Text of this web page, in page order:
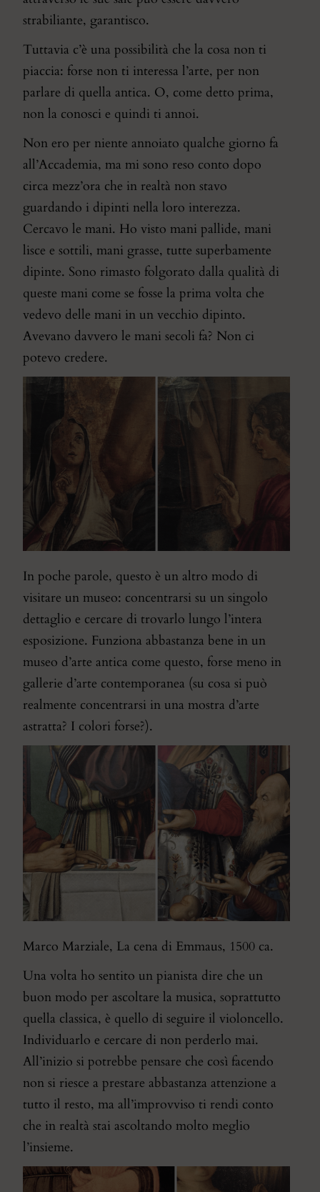
strabiliante, garantisco.
Tuttavia c’è una possibilità che la cosa non ti
piaccia: forse non ti interessa l’arte, per non
parlare di quella antica. O, come detto prima,
non la conosci e quindi ti annoi.
Non ero per niente annoiato qualche giorno fa
all’Accademia, ma mi sono reso conto dopo
circa mezz’ora che in realtà non stavo
guardando i dipinti nella loro interezza.
Cercavo le mani. Ho visto mani pallide, mani
lisce e sottili, mani grasse, tutte superbamente
dipinte. Sono rimasto folgorato dalla qualità di
queste mani come se fosse la prima volta che
vedevo delle mani in un vecchio dipinto.
Avevano davvero le mani secoli fa? Non ci
potevo credere.
In poche parole, questo è un altro modo di
visitare un museo: concentrarsi su un singolo
dettaglio e cercare di trovarlo lungo l’intera
esposizione. Funziona abbastanza bene in un
museo d’arte antica come questo, forse meno in
gallerie d’arte contemporanea (su cosa si può
realmente concentrarsi in una mostra d’arte
astratta? I colori forse?).
Marco Marziale, La cena di Emmaus, 1500 ca.
Una volta ho sentito un pianista dire che un
buon modo per ascoltare la musica, soprattutto
quella classica, è quello di seguire il violoncello.
Individuarlo e cercare di non perderlo mai.
All’inizio si potrebbe pensare che così facendo
non si riesce a prestare abbastanza attenzione a
tutto il resto, ma all’improvviso ti rendi conto
che in realtà stai ascoltando molto meglio
l’insieme.